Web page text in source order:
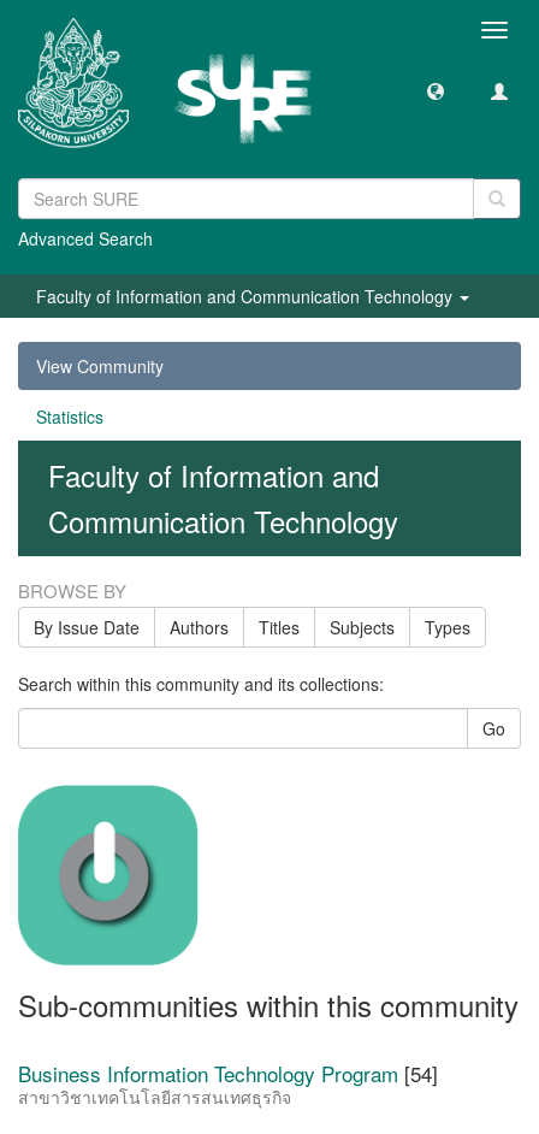
Advanced Search
Faculty of Information and Communication Technology
View Community
Statistics
Faculty of Information and
Communication Technology
BROWSE BY
By Issue Date Authors Titles Subjects Types
Search within this community and its collections:
Go
Sub-communities within this community
Business Information Technology Program [54]
สาขาวิชาเทคโนโลยีสารสนเทศธุรกิจ